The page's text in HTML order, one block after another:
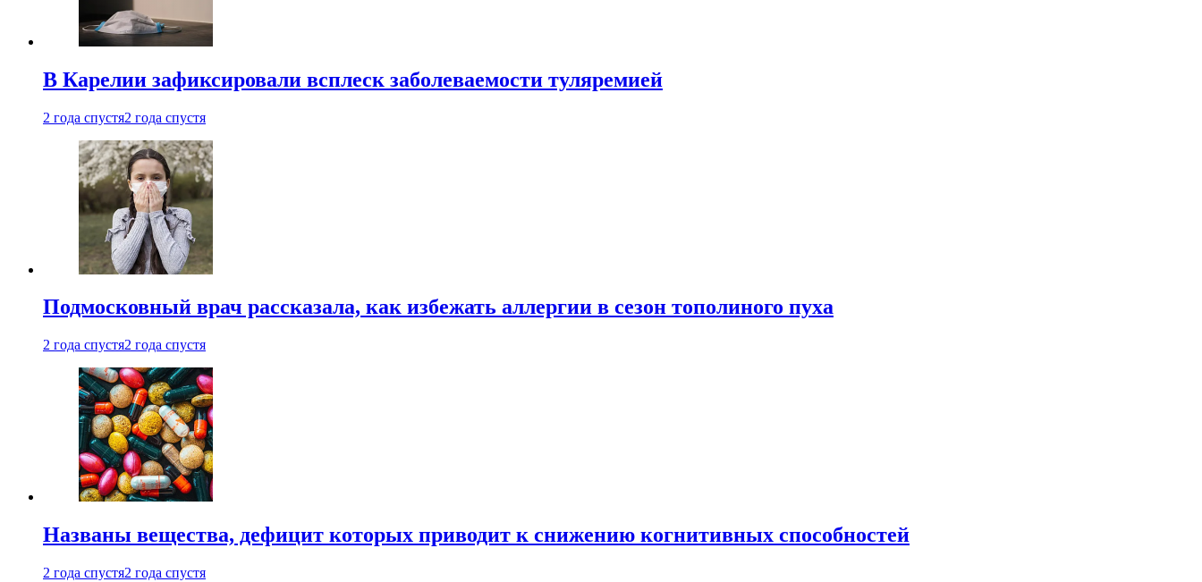
В Карелии зафиксировали всплеск заболеваемости туляремией
2 года спустя2 года спустя
Подмосковный врач рассказала, как избежать аллергии в сезон тополиного пуха
2 года спустя2 года спустя
Названы вещества, дефицит которых приводит к снижению когнитивных способностей
2 года спустя2 года спустя